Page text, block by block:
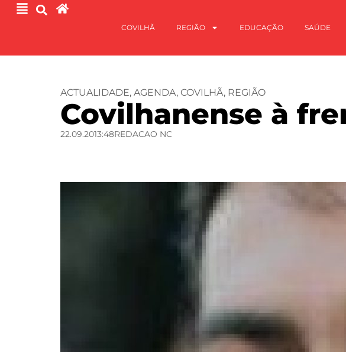
COVILHÃ REGIÃO EDUCAÇÃO SAÚDE
ACTUALIDADE, AGENDA, COVILHÃ, REGIÃO
Covilhanense à
22.09.2013:48REDACAO NC